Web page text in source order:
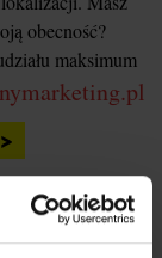
obecność?
maksimum